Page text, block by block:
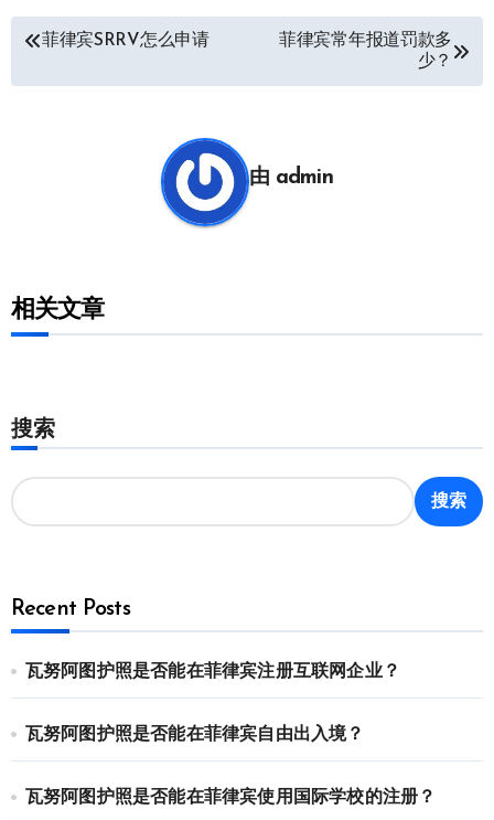
文 菲律宾SRRV怎么申请
菲律宾常年报道罚款多
少？
由 admin
相关文章
搜索
搜索
Recent Posts
瓦努阿图护照是否能在菲律宾注册互联网企业？
瓦努阿图护照是否能在菲律宾自由出入境？
瓦努阿图护照是否能在菲律宾使用国际学校的注册？